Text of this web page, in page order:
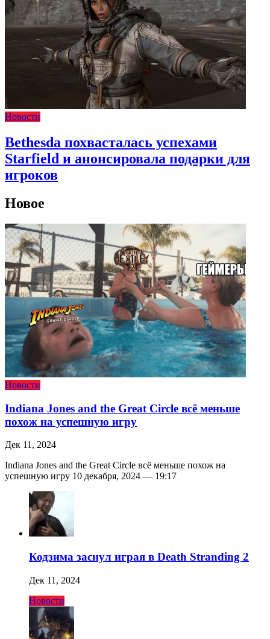
Новости
Bethesda похвасталась успехами
Starfield и анонсировала подарки для
игроков
Новое
Новости
Indiana Jones and the Great Circle всё меньше
похож на успешную игру
Дек 11, 2024
Indiana Jones and the Great Circle всё меньше похож на
успешную игру 10 декабря, 2024 — 19:17
Кодзима заснул играя в Death Stranding 2
Дек 11, 2024
Новости